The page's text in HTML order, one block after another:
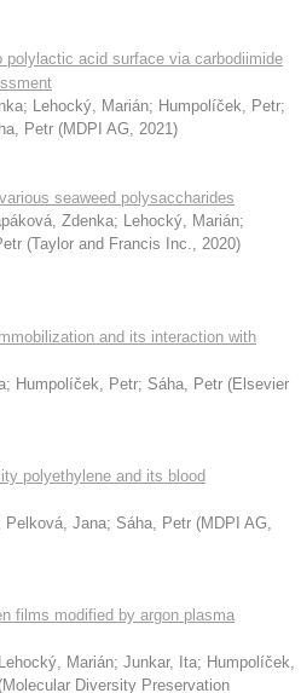
polylactic acid surface via carbodiimide
; Lehocký, Marián; Humpolíček, Petr;
Petr (MDPI AG, 2021)
seaweed polysaccharides
Zdenka; Lehocký, Marián;
(Taylor and Francis Inc., 2020)
and its interaction with
; Humpolíček, Petr; Sáha, Petr (Elsevier
polyethylene and its blood
Pelková, Jana; Sáha, Petr (MDPI AG,
films modified by argon plasma
Lehocký, Marián; Junkar, Ita; Humpolíček,
(Molecular Diversity Preservation